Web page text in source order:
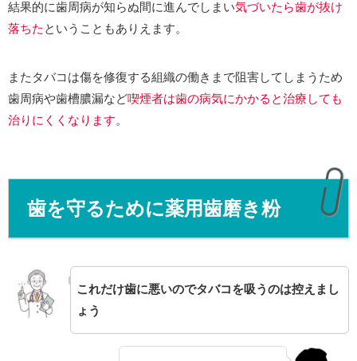
結果的に歯周病が知らぬ間に進んでしまい気づいたら歯が抜け
落ちた ということもありえます。
またタバコは傷を修復する組織の働きまで阻害してしまうため
歯周病や歯槽膿漏など喫煙者は歯の病気にかかると治療しても
治りにくくなります。
歯を守るために薬用歯磨き粉
これだけ歯に悪いのでタバコを吸うのは控えまし
ょう